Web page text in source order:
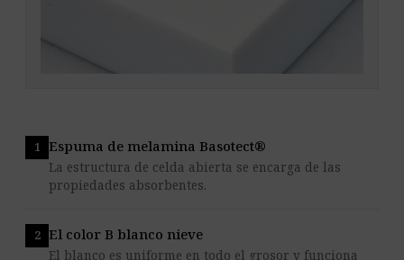
Espuma de melamina Basotect®
La estructura de celda abierta se encarga de las
propiedades absorbentes.
El color B blanco nieve
El blanco es uniforme en todo el grosor y funciona